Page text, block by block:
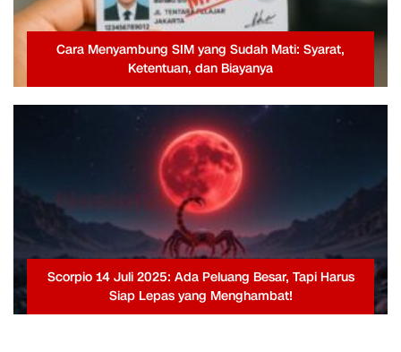
Cara Menyambung SIM yang Sudah Mati: Syarat,
Ketentuan, dan Biayanya
Scorpio 14 Juli 2025: Ada Peluang Besar, Tapi Harus
Siap Lepas yang Menghambat!